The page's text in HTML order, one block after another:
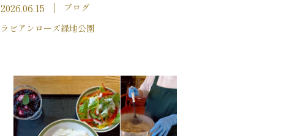
2026.06.15
ブログ
ラビアンローズ緑地公園